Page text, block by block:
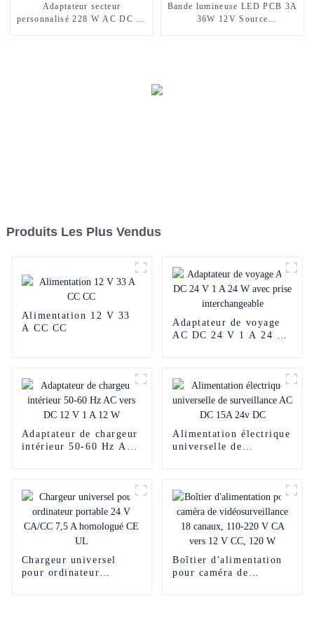
Adaptateur secteur
personnalisé 228 W AC DC 48
Bande lumineuse LED PCB 3A
36W 12V Source
Produits Les Plus Vendus
Alimentation 12 V 33
A CC CC
Adaptateur de voyage
AC DC 24 V 1 A 24 W
Adaptateur de chargeur
intérieur 50-60 Hz AC
Alimentation électrique
universelle de
Chargeur universel
pour ordinateur
Boîtier d'alimentation
pour caméra de